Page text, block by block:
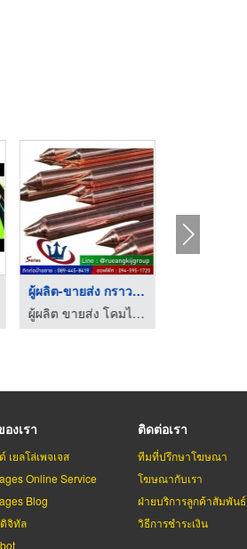
ผู้ผลิต-ขายส่ง กราวด ...
ผู้ผลิต ขายส่ง โคมไฟถนน อุปกรณ์เสาไฟฟ้า สมุทรสาคร
งเรา
เยลโล่เพจเจส
Online Service
Blog
จิทัล
ติดต่อเรา
ทีมที่ปรึกษาโฆษณา
โฆษณากับเรา
ฝ่ายบริการลูกค้าสัมพันธ์
วิธีการชำระเงิน